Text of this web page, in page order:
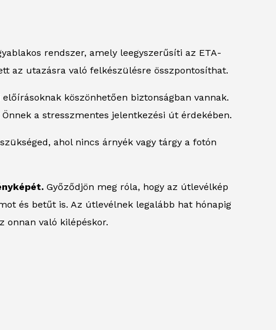
rendszer, amely leegyszerűsíti az ETA-
az utazásra való felkészülésre összpontosíthat.
köszönhetően biztonságban vannak.
a stresszmentes jelentkezési út érdekében.
ahol nincs árnyék vagy tárgy a fotón
Győződjön meg róla, hogy az útlevélkép
és betűt is. Az útlevélnek legalább hat hónapig
onnan való kilépéskor.